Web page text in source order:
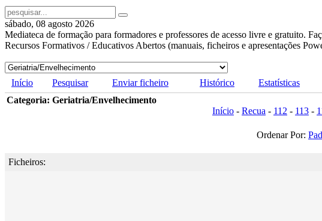
sábado, 08 agosto 2026
Mediateca de formação para formadores e professores de acesso livre e gratuito.
Recursos Formativos / Educativos Abertos (manuais, ficheiros e apresentações
Início Pesquisar Enviar ficheiro Histórico Estatísticas
Categoria: Geriatria/Envelhecimento
Início - Recua - 112 - 113 -
Ordenar Por:
Ficheiros: